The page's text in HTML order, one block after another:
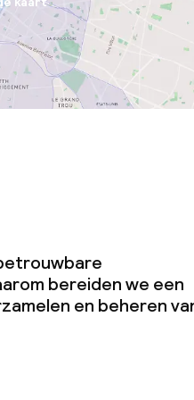
bereiden we een
en beheren